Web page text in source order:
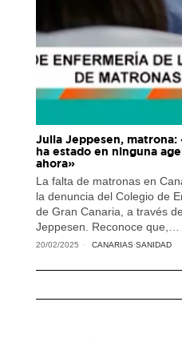
Julia Jeppesen, matrona:
ha estado en ninguna
ahora»
La falta de matronas en
la denuncia del Colegio de
de Gran Canaria, a través
Jeppesen. Reconoce que,…
20/02/2025 CANARIAS·SANIDAD